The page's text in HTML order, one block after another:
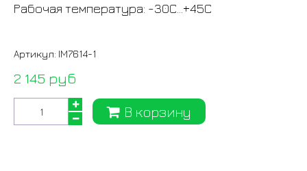
Рабочая температура: -30С...+45С
Артикул: IM7614-1
2 145 руб
В корзину